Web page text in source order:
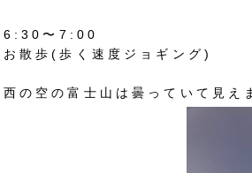
6:30 〜 7:00
お散歩(歩く速度ジョギング)
西の空の富士山は曇っていて見え